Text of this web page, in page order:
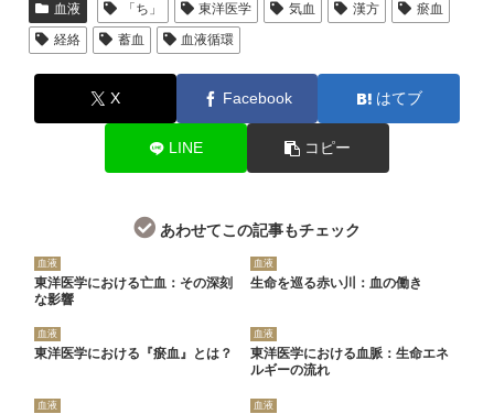
血液 「ち」 東洋医学 気血 漢方
瘀血
経絡
蓄血 血液循環
X Facebook はてブ
LINE コピー
あわせてこの記事もチェック
血液
東洋医学における亡血：その深刻
な影響
血液
生命を巡る赤い川：血の働き
血液
東洋医学における『瘀血』とは？
血液
東洋医学における血脈：生命エネ
ルギーの流れ
血液 血液